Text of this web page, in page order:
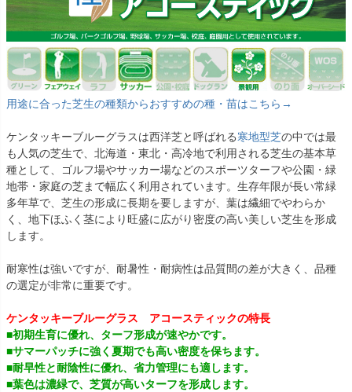
用途に合った芝生の種類からおすすめの種・苗はこちら→
ケンタッキーブルーグラスは西洋芝と呼ばれる寒地型芝の中では最
も人気の芝生で、北海道・東北・高冷地で利用される芝生の基本草
種として、ゴルフ場やサッカー場などのスポーツターフや公園・緑
地帯・家庭の芝まで幅広く利用されています。生存年限が長い常緑
多年草で、芝生の形成に長期を要しますが、葉は繊細でやわらか
く、地下ほふく茎により旺盛に広がり密度の高い美しい芝生を形成
します。
耐寒性は強いですが、耐暑性・耐病性は品質間の差が大きく、品種
の選定が非常に重要です。
ケンタッキーブルーグラス アコースティックの特長
■初期生育に優れ、ターフ形成が速やかです。
■サマーパッチに強く夏期でも高い密度を保ちます。
■耐早性と耐陰性に優れ、省力管理にも適します。
■葉色は濃緑で、芝質が高いターフを形成します。